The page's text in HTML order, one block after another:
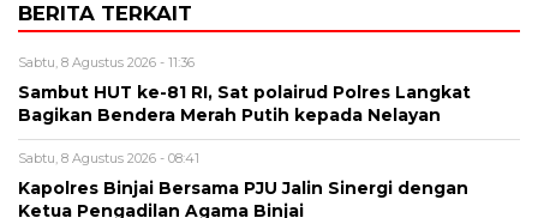
BERITA TERKAIT
Sabtu, 8 Agustus 2026 - 11:36
Sambut HUT ke-81 RI, Sat polairud Polres Langkat
Bagikan Bendera Merah Putih kepada Nelayan
Sabtu, 8 Agustus 2026 - 08:41
Kapolres Binjai Bersama PJU Jalin Sinergi dengan
Ketua Pengadilan Agama Binjai